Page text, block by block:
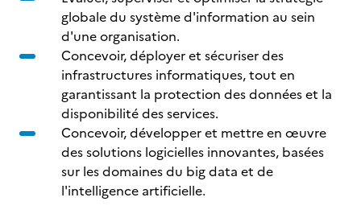
globale du système d'information au sein
d'une organisation.
Concevoir, déployer et sécuriser des
infrastructures informatiques, tout en
garantissant la protection des données et la
disponibilité des services.
Concevoir, développer et mettre en œuvre
des solutions logicielles innovantes, basées
sur les domaines du big data et de
l'intelligence artificielle.